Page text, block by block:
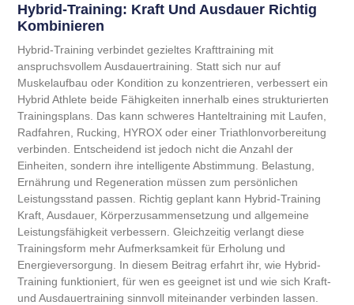
Hybrid-Training: Kraft Und Ausdauer Richtig
Kombinieren
Hybrid-Training verbindet gezieltes Krafttraining mit
anspruchsvollem Ausdauertraining. Statt sich nur auf
Muskelaufbau oder Kondition zu konzentrieren, verbessert ein
Hybrid Athlete beide Fähigkeiten innerhalb eines strukturierten
Trainingsplans. Das kann schweres Hanteltraining mit Laufen,
Radfahren, Rucking, HYROX oder einer Triathlonvorbereitung
verbinden. Entscheidend ist jedoch nicht die Anzahl der
Einheiten, sondern ihre intelligente Abstimmung. Belastung,
Ernährung und Regeneration müssen zum persönlichen
Leistungsstand passen. Richtig geplant kann Hybrid-Training
Kraft, Ausdauer, Körperzusammensetzung und allgemeine
Leistungsfähigkeit verbessern. Gleichzeitig verlangt diese
Trainingsform mehr Aufmerksamkeit für Erholung und
Energieversorgung. In diesem Beitrag erfahrt ihr, wie Hybrid-
Training funktioniert, für wen es geeignet ist und wie sich Kraft-
und Ausdauertraining sinnvoll miteinander verbinden lassen.